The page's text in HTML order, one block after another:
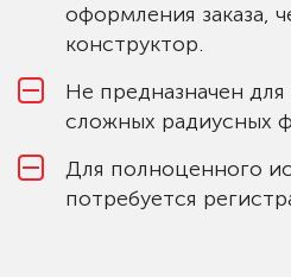
оформления заказа,
конструктор.
Не предназначен
сложных радиусных
Для полноценного
потребуется